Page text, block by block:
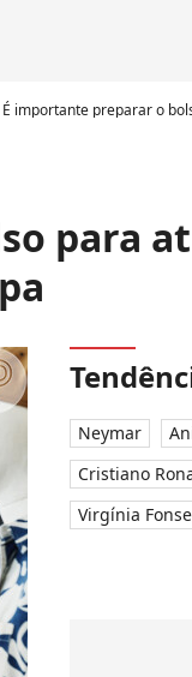
É importante preparar o
para
Neymar
Cristiano
Virgínia